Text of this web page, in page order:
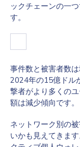
ックチェーンの一
す。
事件数と被害者数
2024年の15億ドル
撃者がより多くの
額は減少傾向です。
ネットワーク別の
いかも見えてきま